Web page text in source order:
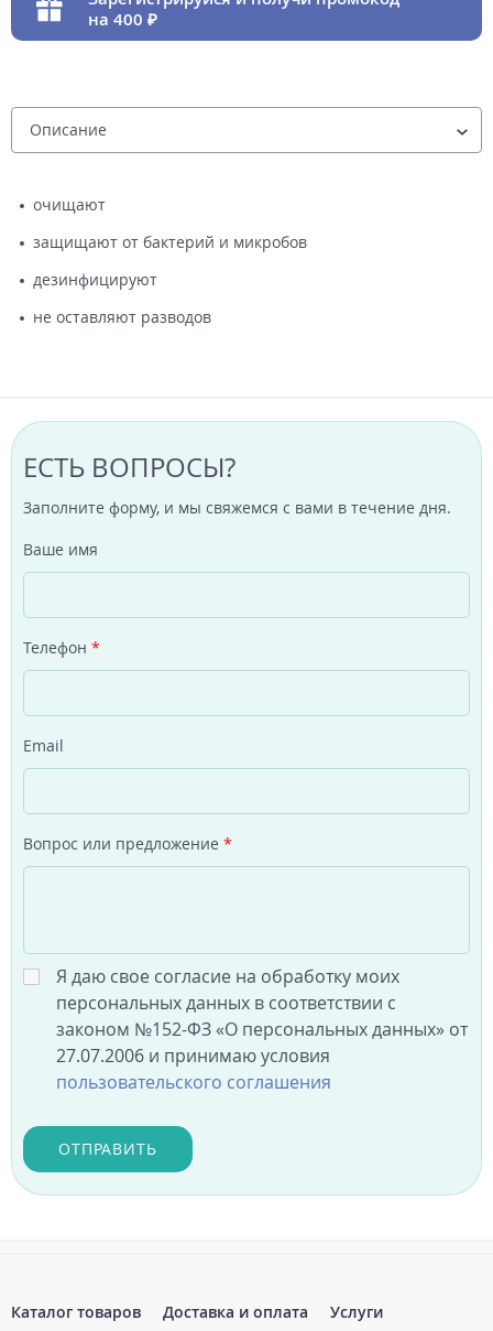
на 400
очищают
защищают от бактерий и микробов
дезинфицируют
не оставляют разводов
ЕСТЬ ВОПРОСЫ?
Заполните форму, и мы свяжемся с вами в течение дня.
Ваше имя
Телефон *
Email
Вопрос или предложение *
Я даю свое согласие на обработку моих
персональных данных в соответствии с
законом №152-ФЗ «О персональных данных» от
27.07.2006 и принимаю условия
пользовательского соглашения
ОТПРАВИТЬ
Каталог товаров Доставка и оплата
Услуги